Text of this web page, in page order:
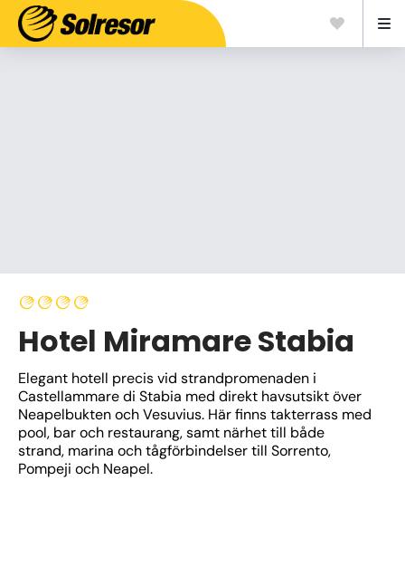
Hotel Miramare Stabia
Elegant hotell precis vid strandpromenaden i
Castellammare di Stabia med direkt havsutsikt över
Neapelbukten och Vesuvius. Här finns takterrass med
pool, bar och restaurang, samt närhet till både
strand, marina och tågförbindelser till Sorrento,
Pompeji och Neapel.